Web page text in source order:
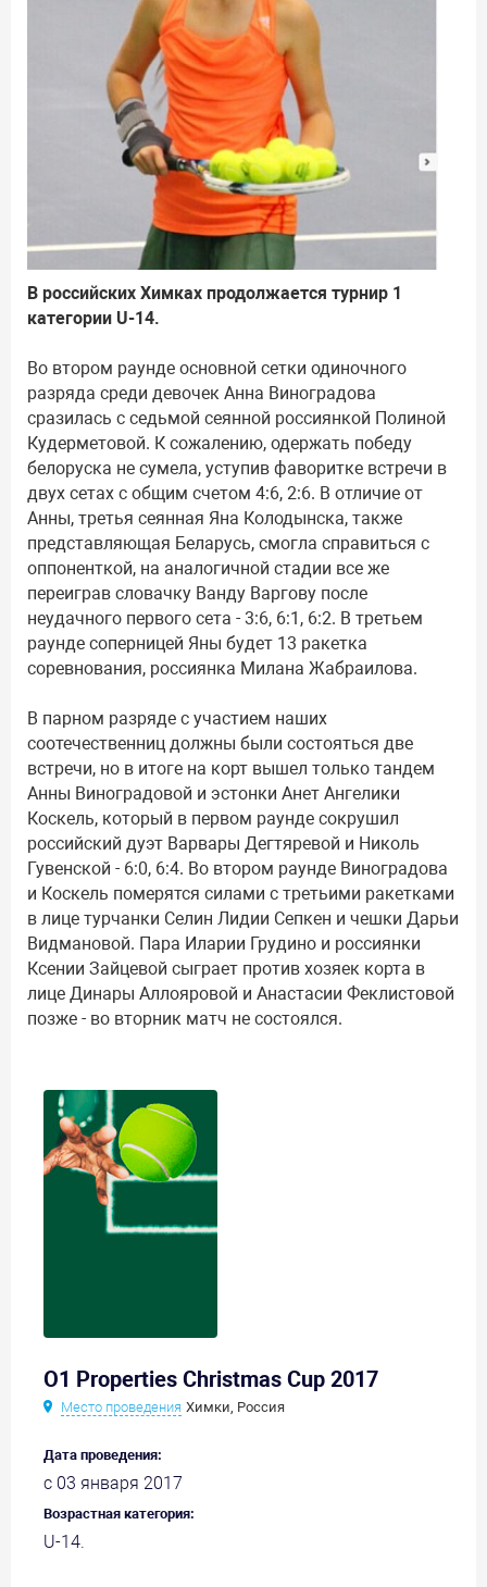
В российских Химках продолжается турнир 1
категории U-14.
Во втором раунде основной сетки одиночного
разряда среди девочек Анна Виноградова
сразилась с седьмой сеянной россиянкой Полиной
Кудерметовой. К сожалению, одержать победу
белоруска не сумела, уступив фаворитке встречи в
двух сетах с общим счетом 4:6, 2:6. В отличие от
Анны, третья сеянная Яна Колодынска, также
представляющая Беларусь, смогла справиться с
оппоненткой, на аналогичной стадии все же
переиграв словачку Ванду Варгову после
неудачного первого сета - 3:6, 6:1, 6:2. В третьем
раунде соперницей Яны будет 13 ракетка
соревнования, россиянка Милана Жабраилова.
В парном разряде с участием наших
соотечественниц должны были состояться две
встречи, но в итоге на корт вышел только тандем
Анны Виноградовой и эстонки Анет Ангелики
Коскель, который в первом раунде сокрушил
российский дуэт Варвары Дегтяревой и Николь
Гувенской - 6:0, 6:4. Во втором раунде Виноградова
и Коскель померятся силами с третьими ракетками
в лице турчанки Селин Лидии Сепкен и чешки Дарьи
Видмановой. Пара Иларии Грудино и россиянки
Ксении Зайцевой сыграет против хозяек корта в
лице Динары Аллояровой и Анастасии Феклистовой
позже - во вторник матч не состоялся.
O1 Properties Christmas Cup 2017
Место проведения Химки, Россия
Дата проведения:
с 03 января 2017
Возрастная категория:
U-14.